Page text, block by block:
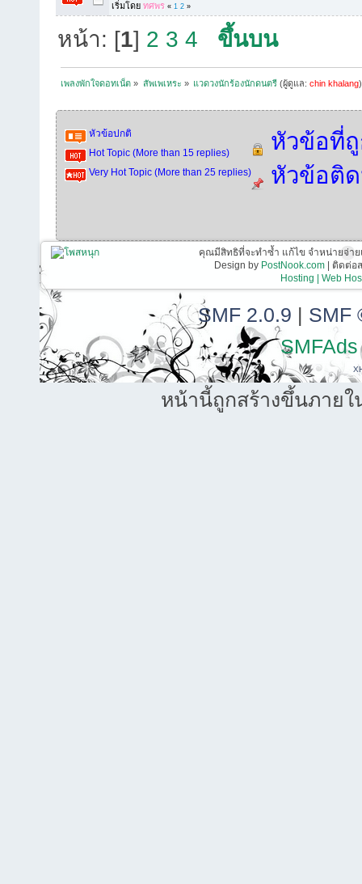
เริ่มโดย ทศพร « 1 2 »
หน้า: [1] 2 3 4 ขึ้นบน
เพลงพักใจดอทเน็ต » สัพเพเหระ » แวดวงนักร้องนักดนตรี (ผู้ดูแล:chin khalang)
หัวข้อปกติ
Hot Topic (More than 15 replies)
Very Hot Topic (More than 25 replies)
หัวข้อที่
หัวข้อติ
คุณมีสิทธิที่จะทำซ้ำ แก้ไข จำหน่ายจ่า
Design by PostNook.com| ติดต่อส
Hosting | Web
SMF 2.0.9 | SMF
SMFAds
หน้านี้ถูกสร้างขึ้นภายใ